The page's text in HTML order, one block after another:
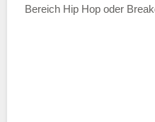
Bereich Hip Hop oder